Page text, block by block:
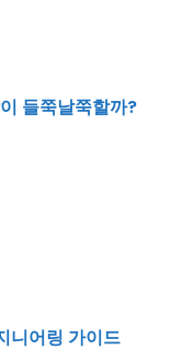
들쭉날쭉할까?
니어링 가이드